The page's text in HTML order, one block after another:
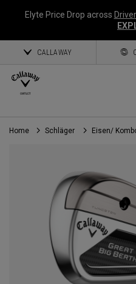
Elyte Price Drop across
CALLAWAY
Home Schläger Eisen/